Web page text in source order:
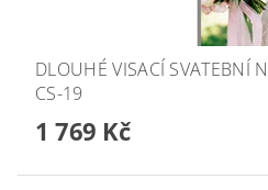
DLOUHÉ VISACÍ SVATEBNÍ
CS-19
1 769 Kč